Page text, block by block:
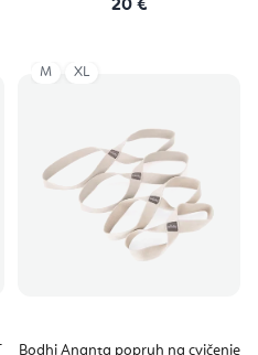
20 €
Bodhi Ananta popruh na cvičenie
M XL